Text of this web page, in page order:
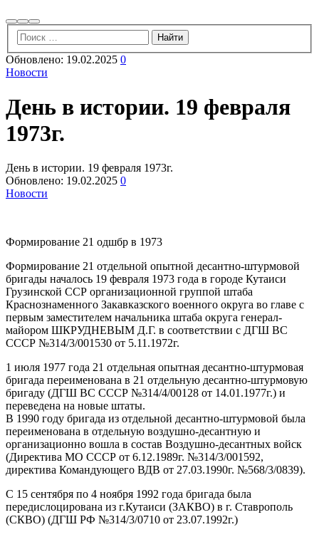
НайтиБольше
информации
Главное
меню
Обновлено: 19.02.2025 0
Новости
День в истории. 19 февраля
1973г.
День в истории. 19 февраля 1973г.
Обновлено: 19.02.2025 0
Новости
Формирование 21 одшбр в 1973
Формирование 21 отдельной опытной десантно-штурмовой
бригады началось 19 февраля 1973 года в городе Кутаиси
Грузинской ССР организационной группой штаба
Краснознаменного Закавказского военного округа во главе с
первым заместителем начальника штаба округа генерал-
майором ШКРУДНЕВЫМ Д.Г. в соответствии с ДГШ ВС
СССР №314/3/001530 от 5.11.1972г.
1 июля 1977 года 21 отдельная опытная десантно-штурмовая
бригада переименована в 21 отдельную десантно-штурмовую
бригаду (ДГШ ВС СССР №314/4/00128 от 14.01.1977г.) и
переведена на новые штаты.
В 1990 году бригада из отдельной десантно-штурмовой была
переименована в отдельную воздушно-десантную и
организационно вошла в состав Воздушно-десантных войск
(Директива МО СССР от 6.12.1989г. №314/3/001592,
директива Командующего ВДВ от 27.03.1990г. №568/3/0839).
С 15 сентября по 4 ноября 1992 года бригада была
передислоцирована из г.Кутаиси (ЗАКВО) в г. Ставрополь
(СКВО) (ДГШ РФ №314/3/0710 от 23.07.1992г.)